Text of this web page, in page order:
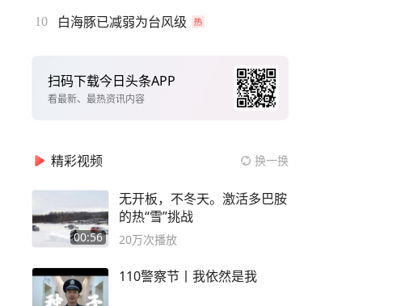
10 白海豚已减弱为台风级
扫码下载今日头条APP
看最新、最热资讯内容
精彩视频 换一换
00:56
无开板，不冬天。激活多巴胺
的热“雪”挑战
20万次播放
110警察节丨我依然是我